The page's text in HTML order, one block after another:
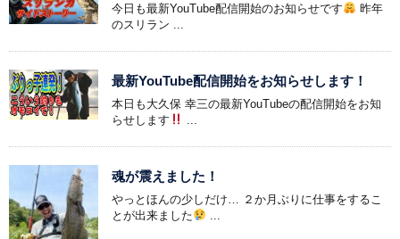
今日も最新YouTube配信開始のお知らせです
昨年
のスリラン ...
最新YouTube配信開始をお知らせします！
本日も大久保 幸三の最新YouTubeの配信開始をお知
らせします
魂が震えました！
やっとほんの少しだけ… ２か月ぶりに仕事をするこ
とが出来ました